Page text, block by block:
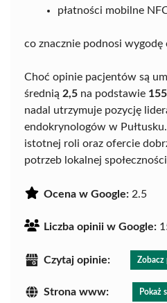
płatności mobilne
co znacznie podnosi wygodę
Choć opinie pacjentów są
średnią 2,5 na podstawie
nadal utrzymuje pozycję
endokrynologów w
istotnej roli oraz ofercie
potrzeb lokalnej
Ocena w Google: 2.5
Liczba opinii w Google:
Czytaj opinie: Zobacz
Strona www: Pokaż